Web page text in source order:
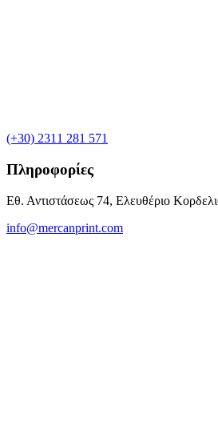
(+30) 2311 281 571
Πληροφορίες
Εθ. Αντιστάσεως 74, Ελευθέριο
info@mercanprint.com